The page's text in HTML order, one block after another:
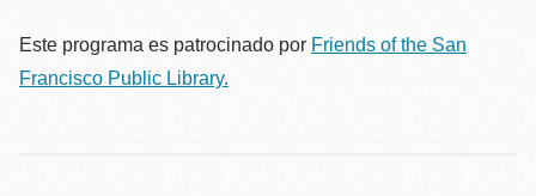
Este programa es patrocinado por Friends of the San
Francisco Public Library.